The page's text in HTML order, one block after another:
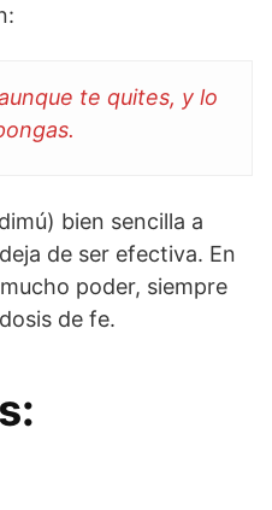
te quites, y lo
bien sencilla a
de ser efectiva. En
poder, siempre
de fe.